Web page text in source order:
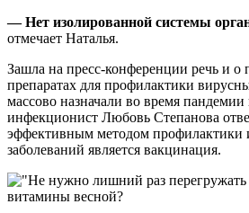
— Нет изолированной системы
отмечает Наталья.
Зашла на пресс-конференции речь и о
препаратах для профилактики
массово назначали во время
инфекционист Любовь Степанова
эффективным методом
заболеваний является вакцинация.